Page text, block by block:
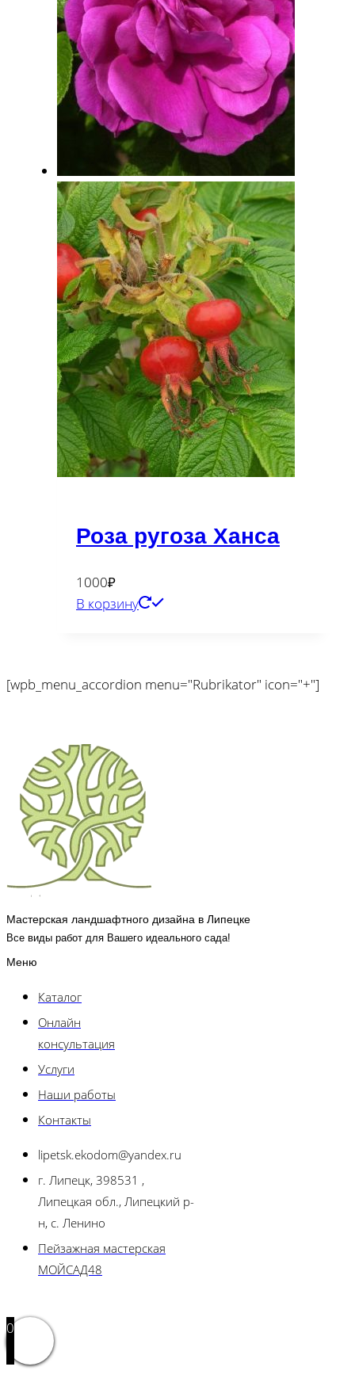
Роза ругоза Ханса
1000₽
В корзину
[wpb_menu_accordion menu="Rubrikator" icon="+"]
Мастерская ландшафтного дизайна в Липецке
Все виды работ для Вашего идеального сада!
Меню
Каталог
Онлайн
консультация
Услуги
Наши работы
Контакты
lipetsk.ekodom@yandex.ru
г. Липецк, 398531 ,
Липецкая обл., Липецкий р-
н, с. Ленино
Пейзажная мастерская
МОЙСАД48
0